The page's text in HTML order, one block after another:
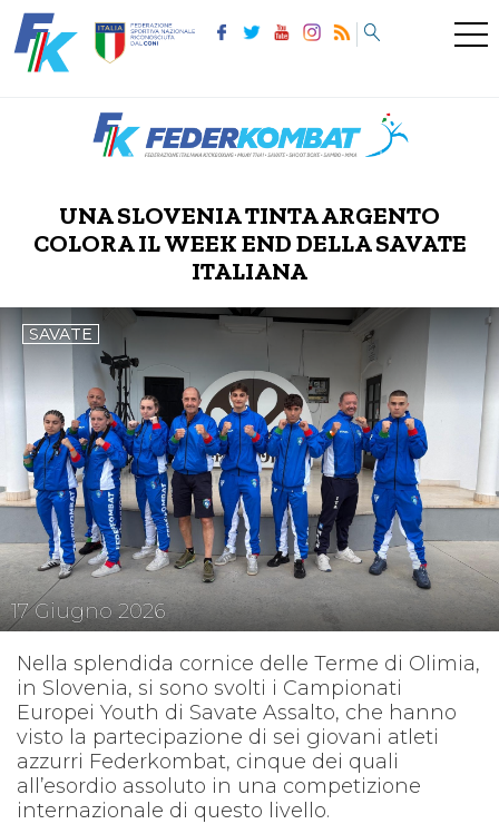
UNA SLOVENIA TINTA ARGENTO
COLORA IL WEEK END DELLA SAVATE
ITALIANA
17Giugno2026
SAVATE
Nella splendida cornice delle Terme di Olimia,
in Slovenia, si sono svolti i Campionati
Europei Youth di Savate Assalto, che hanno
visto la partecipazione di sei giovani atleti
azzurri Federkombat, cinque dei quali
all’esordio assoluto in una competizione
internazionale di questo livello.